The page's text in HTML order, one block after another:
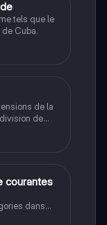
tels que le
Cuba.
de la
de
Vietnam, et
couvre les
courantes
dans